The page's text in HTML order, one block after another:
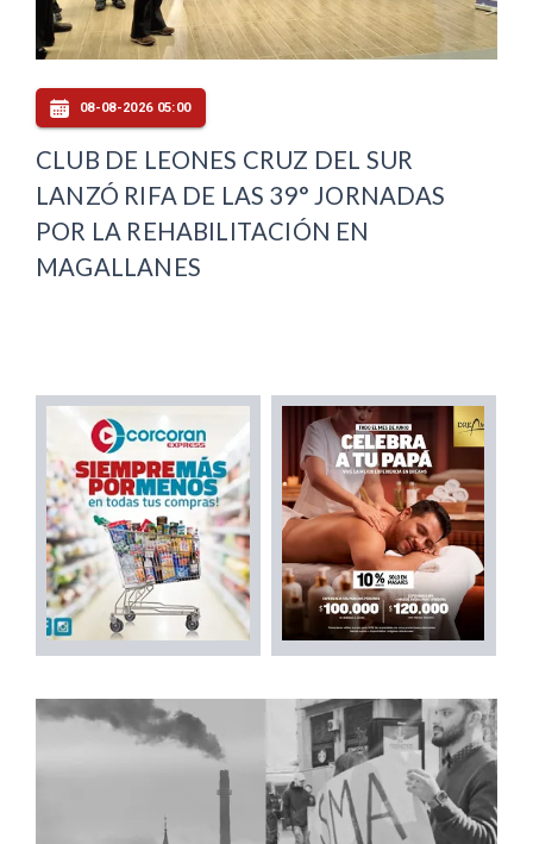
08-08-2026 05:00
CLUB DE LEONES CRUZ DEL SUR
LANZÓ RIFA DE LAS 39° JORNADAS
POR LA REHABILITACIÓN EN
MAGALLANES